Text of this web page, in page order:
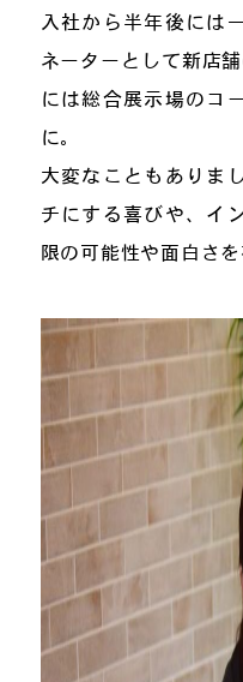
入社から半年後には
ネーターとして新店
には総合展示場のコ
に。
大変なこともありま
チにする喜びや、イ
限の可能性や面白さ